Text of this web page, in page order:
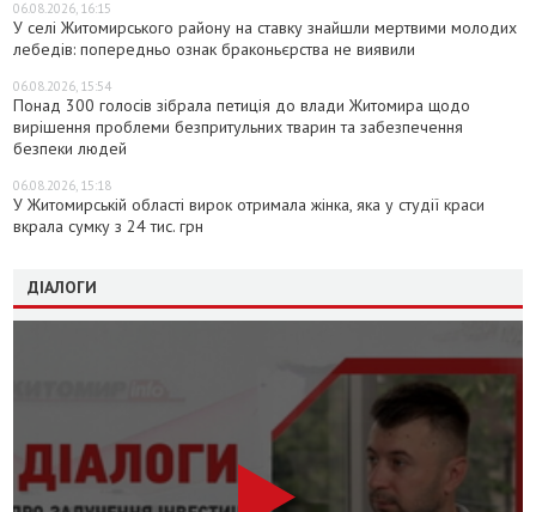
06.08.2026, 16:15
У селі Житомирського району на ставку знайшли мертвими молодих
лебедів: попередньо ознак браконьєрства не виявили
06.08.2026, 15:54
Понад 300 голосів зібрала петиція до влади Житомира щодо
вирішення проблеми безпритульних тварин та забезпечення
безпеки людей
06.08.2026, 15:18
У Житомирській області вирок отримала жінка, яка у студії краси
вкрала сумку з 24 тис. грн
ДІАЛОГИ